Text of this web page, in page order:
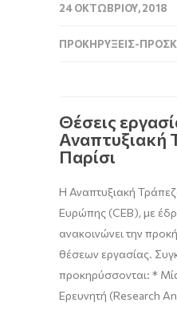
24 ΟΚΤΩΒΡΊΟΥ, 2018
ΠΡΟΚΗΡΎΞΕΙΣ-
Θέσεις
Αναπτυξιακή
Παρίσι
Η Αναπτυξιακή
Ευρώπης (CEB), με
ανακοινώνει την
θέσεων εργασίας.
προκηρύσσονται: *
Ερευνητή (Research